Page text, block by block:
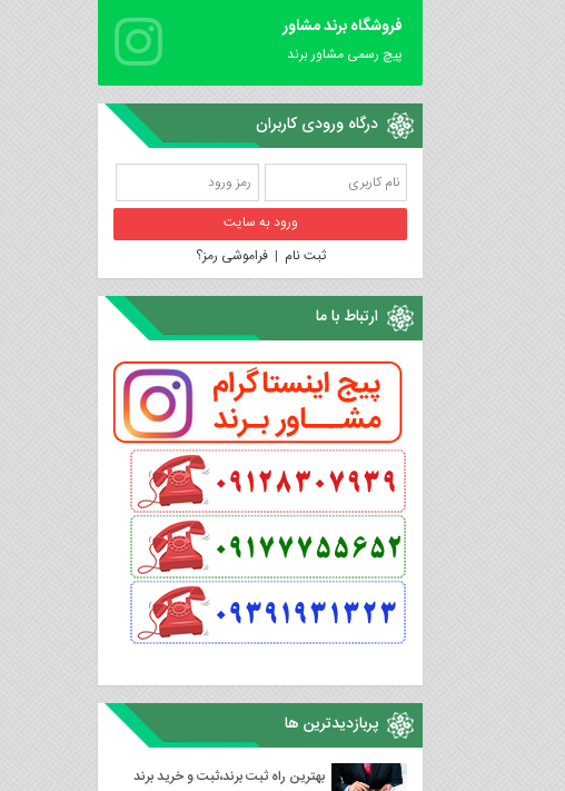
فروشگاه برند مشاور
پیچ رسمی مشاور برند
درگاه ورودی کاربران
ثبت نام |فراموشی رمز؟
ارتباط با ما
پربازدیدترین ها
بهترین راه ثبت برند،ثبت و خرید برند